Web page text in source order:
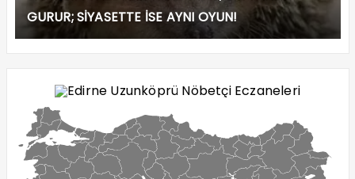
GURUR; SİYASETTE İSE AYNI OYUN!